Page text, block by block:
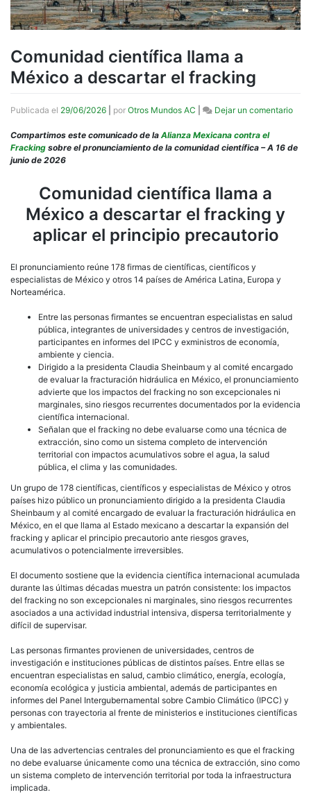
Comunidad científica llama a
México a descartar el fracking
Publicada el 29/06/2026 por Otros Mundos AC Dejar un comentarioen
Compartimos este comunicado de la Alianza Mexicana contra el
Fracking sobre el pronunciamiento de la comunidad científica – A 16 de
junio de 2026
Comunidad científica llama a
México a descartar el fracking y
aplicar el principio precautorio
El pronunciamiento reúne 178 firmas de científicas, científicos y
especialistas de México y otros 14 países de América Latina, Europa y
Norteamérica.
Entre las personas firmantes se encuentran especialistas en salud
pública, integrantes de universidades y centros de investigación,
participantes en informes del IPCC y exministros de economía,
ambiente y ciencia.
Dirigido a la presidenta Claudia Sheinbaum y al comité encargado
de evaluar la fracturación hidráulica en México, el pronunciamiento
advierte que los impactos del fracking no son excepcionales ni
marginales, sino riesgos recurrentes documentados por la evidencia
científica internacional.
Señalan que el fracking no debe evaluarse como una técnica de
extracción, sino como un sistema completo de intervención
territorial con impactos acumulativos sobre el agua, la salud
pública, el clima y las comunidades.
Un grupo de 178 científicas, científicos y especialistas de México y otros
países hizo público un pronunciamiento dirigido a la presidenta Claudia
Sheinbaum y al comité encargado de evaluar la fracturación hidráulica en
México, en el que llama al Estado mexicano a descartar la expansión del
fracking y aplicar el principio precautorio ante riesgos graves,
acumulativos o potencialmente irreversibles.
El documento sostiene que la evidencia científica internacional acumulada
durante las últimas décadas muestra un patrón consistente: los impactos
del fracking no son excepcionales ni marginales, sino riesgos recurrentes
asociados a una actividad industrial intensiva, dispersa territorialmente y
difícil de supervisar.
Las personas firmantes provienen de universidades, centros de
investigación e instituciones públicas de distintos países. Entre ellas se
encuentran especialistas en salud, cambio climático, energía, ecología,
economía ecológica y justicia ambiental, además de participantes en
informes del Panel Intergubernamental sobre Cambio Climático (IPCC) y
personas con trayectoria al frente de ministerios e instituciones científicas
y ambientales.
Una de las advertencias centrales del pronunciamiento es que el fracking
no debe evaluarse únicamente como una técnica de extracción, sino como
un sistema completo de intervención territorial por toda la infraestructura
implicada.